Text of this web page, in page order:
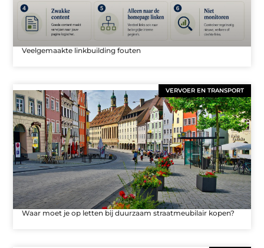
Veelgemaakte linkbuilding fouten
VERVOER EN TRANSPORT
Waar moet je op letten bij duurzaam straatmeubilair kopen?